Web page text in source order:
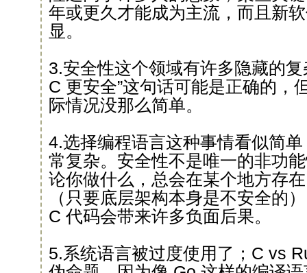
年或更久才能成为主流，而且新
显。
3.安全性这个领域有许多隐藏的
C 更安全”这句话可能是正确的，
际情况没那么简单。
4.选择编程语言这种事情看似简
常复杂。安全性不是唯一的非功
论你做什么，总会在某个地方存
（只要底层架构本身是不安全的
C 代码会带来许多负面后果。
5.系统语言被过度使用了；C vs